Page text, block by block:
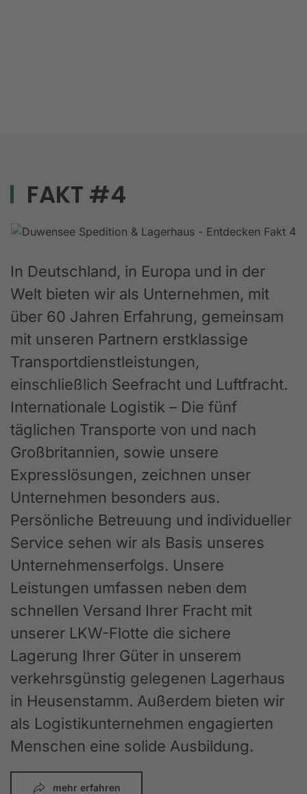
FAKT #4
In Deutschland, in Europa und in der
Welt bieten wir als Unternehmen, mit
über 60 Jahren Erfahrung, gemeinsam
mit unseren Partnern erstklassige
Transportdienstleistungen,
einschließlich Seefracht und Luftfracht.
Internationale Logistik – Die fünf
täglichen Transporte von und nach
Großbritannien, sowie unsere
Expresslösungen, zeichnen unser
Unternehmen besonders aus.
Persönliche Betreuung und individueller
Service sehen wir als Basis unseres
Unternehmenserfolgs. Unsere
Leistungen umfassen neben dem
schnellen Versand Ihrer Fracht mit
unserer LKW-Flotte die sichere
Lagerung Ihrer Güter in unserem
verkehrsgünstig gelegenen Lagerhaus
in Heusenstamm. Außerdem bieten wir
als Logistikunternehmen engagierten
Menschen eine solide Ausbildung.
mehr erfahren